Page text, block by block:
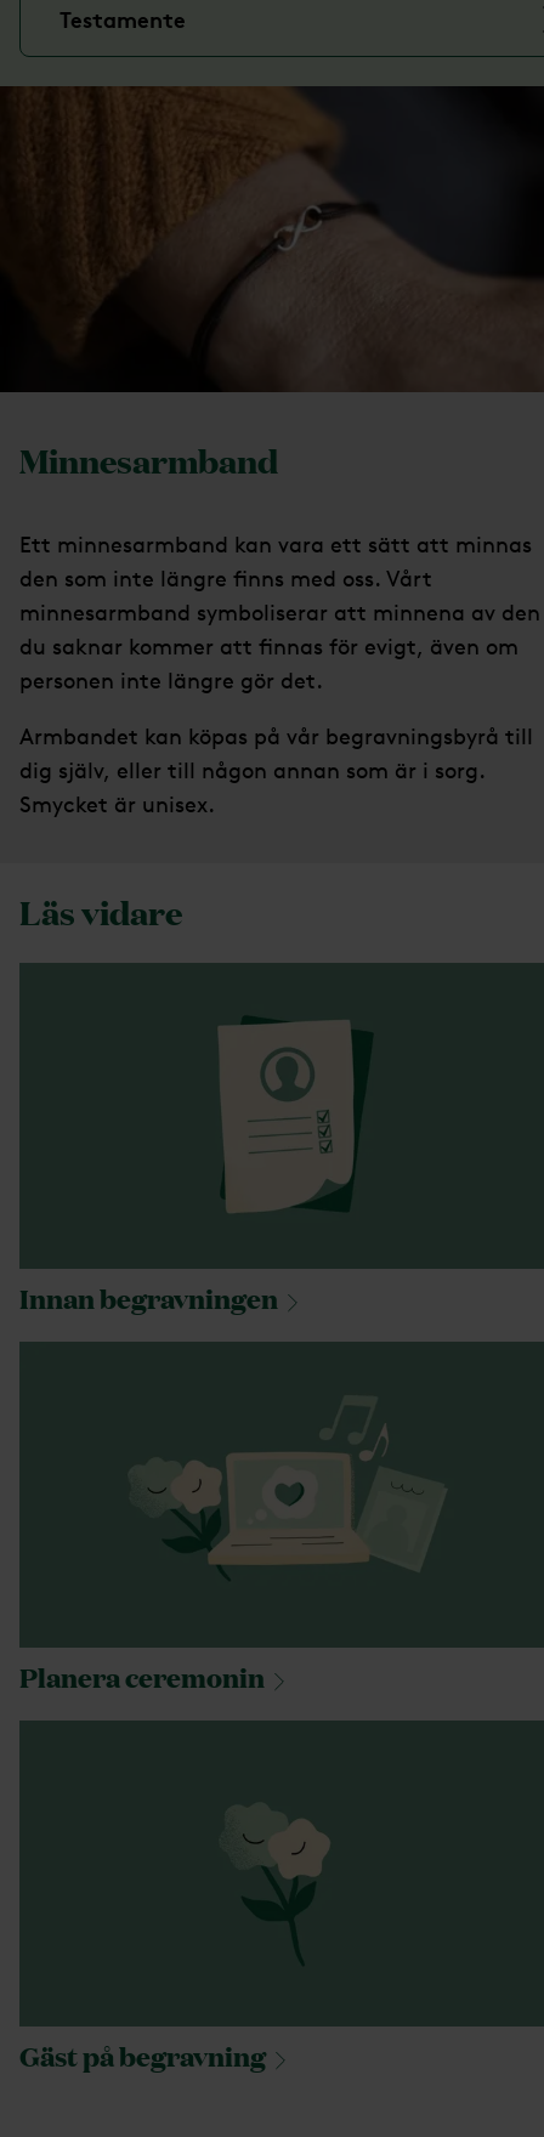
Testamente
Minnesarmband
Ett minnesarmband kan vara ett sätt att minnas
den som inte längre finns med oss. Vårt
minnesarmband symboliserar att minnena av den
du saknar kommer att finnas för evigt, även om
personen inte längre gör det.
Armbandet kan köpas på vår begravningsbyrå till
dig själv, eller till någon annan som är i sorg.
Smycket är unisex.
Läs vidare
Innanbegravningen
Planeraceremonin
Gäst påbegravning